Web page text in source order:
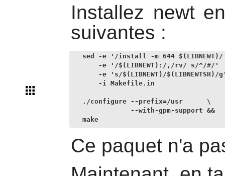
Installez newten
suivantes :
sed -e '/install -m 644
-e '/$(LIBNEWT):/,/rv/ s/^/#/'
-e 's/$(LIBNEWT)/$(LIBNEWTSH)/
-i Makefile.in
./configure --prefix=/usr      \
            --with-gpm-support &&
make
Ce paquet n'a